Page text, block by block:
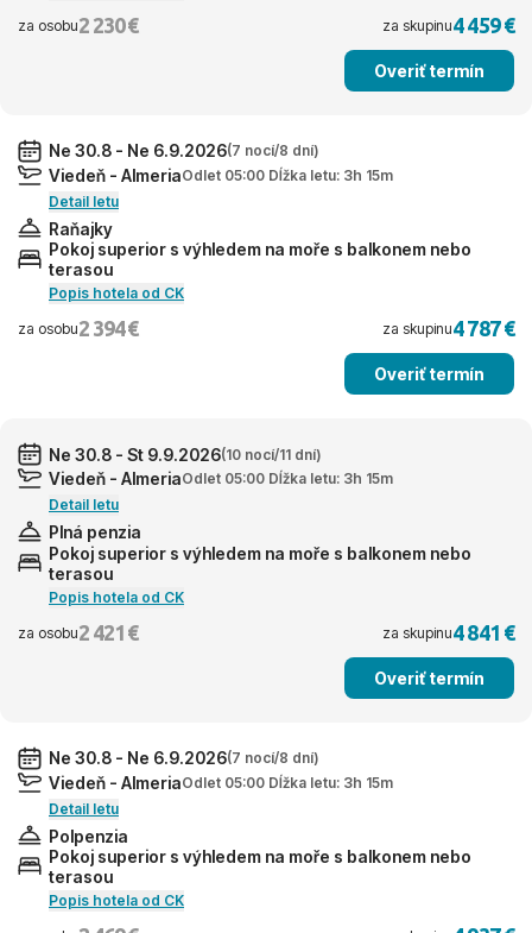
za osobu2 230 € za skupinu4 459 €
Overiť termín
Ne 30.8 - Ne 6.9.2026(7 nocí/8 dní)
Viedeň - AlmeriaOdlet 05:00 Dĺžka letu: 3h 15m
Detail letu
Raňajky
Pokoj superior s výhledem na moře s balkonem nebo
terasou
Popis hotela od CK
za osobu2 394 € za skupinu4 787 €
Overiť termín
Ne 30.8 - St 9.9.2026(10 nocí/11 dní)
Viedeň - AlmeriaOdlet 05:00 Dĺžka letu: 3h 15m
Detail letu
Plná penzia
Pokoj superior s výhledem na moře s balkonem nebo
terasou
Popis hotela od CK
za osobu2 421 € za skupinu4 841 €
Overiť termín
Ne 30.8 - Ne 6.9.2026(7 nocí/8 dní)
Viedeň - AlmeriaOdlet 05:00 Dĺžka letu: 3h 15m
Detail letu
Polpenzia
Pokoj superior s výhledem na moře s balkonem nebo
terasou
Popis hotela od CK